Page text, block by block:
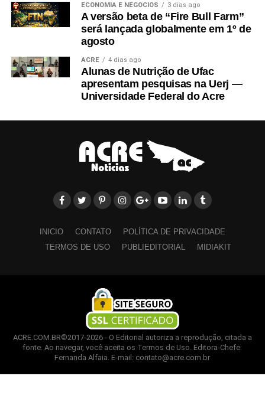
ECONOMIA E NEGÓCIOS 3 dias ago
A versão beta de “Fire Bull Farm”
será lançada globalmente em 1º de
agosto
ACRE 4 dias ago
Alunas de Nutrição de Ufac
apresentam pesquisas na Uerj —
Universidade Federal do Acre
INICIO CONTATO
POLÍTICA DE PRIVACIDADE
TERMOS DE USO
PUBLIEDITORIAL MIDIAKIT
ACRE.COM.BR©2017-2026 - O Editorial autoriza a reprodução, citada a
fonte. Ao navegar, você aceita os Termos de Uso. Editora-Chefe:
Fernanda Alfaia. E-mail: contato@acre.com.br